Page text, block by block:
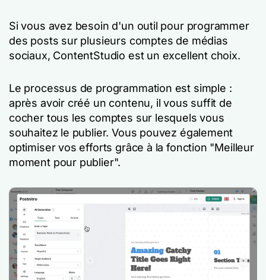
Si vous avez besoin d'un outil pour programmer
des posts sur plusieurs comptes de médias
sociaux, ContentStudio est un excellent choix.
Le processus de programmation est simple :
après avoir créé un contenu, il vous suffit de
cocher tous les comptes sur lesquels vous
souhaitez le publier. Vous pouvez également
optimiser vos efforts grâce à la fonction "Meilleur
moment pour publier".